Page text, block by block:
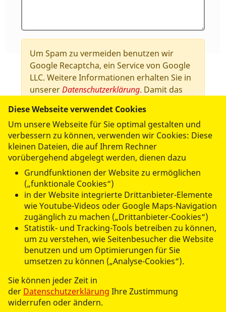
Um Spam zu vermeiden benutzen wir
Google Recaptcha, ein Service von Google
LLC. Weitere Informationen erhalten Sie in
unsererDatenschutzerklärung. Damit das
Sie die Drittanbieter Cookies akzeptieren.
Drittanbieter-Cookies akzeptieren
Abschicken
UNSERE ANGEBOTE
WIR ÜBER UNS
Diese Webseite verwendet Cookies
Um unsere Webseite für Sie optimal gestalten und
verbessern zu können, verwenden wir Cookies: Diese
kleinen Dateien, die auf Ihrem Rechner
vorübergehend abgelegt werden, dienen dazu
Grundfunktionen der Website zu ermöglichen
(„funktionale Cookies“)
in der Website integrierte Drittanbieter-Elemente
wie Youtube-Videos oder Google Maps-Navigation
zugänglich zu machen („Drittanbieter-Cookies“)
Statistik- und Tracking-Tools betreiben zu können,
um zu verstehen, wie Seitenbesucher die Website
benutzen und um Optimierungen für Sie
umsetzen zu können („Analyse-Cookies“).
Sie können jeder Zeit in
der Datenschutzerklärung Ihre Zustimmung
widerrufen oder ändern.